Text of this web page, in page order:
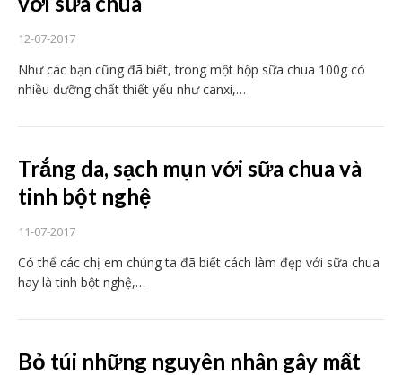
12-07-2017
Như các bạn cũng đã biết, trong một hộp sữa chua 100g có
nhiều dưỡng chất thiết yếu như canxi,…
Trắng da, sạch mụn với sữa chua và
tinh bột nghệ
11-07-2017
Có thể các chị em chúng ta đã biết cách làm đẹp với sữa chua
hay là tinh bột nghệ,…
Bỏ túi những nguyên nhân gây mất